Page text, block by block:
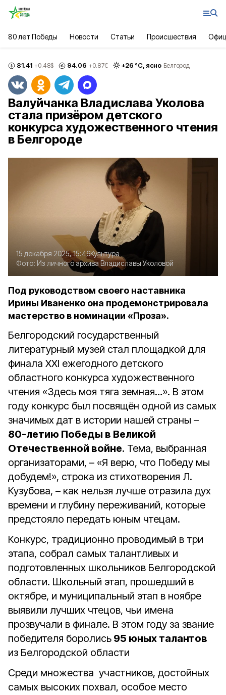
80 лет Победы Новости Статьи Происшествия
81.41 +0.48$ 94.06 +0.87€ +26 °С, ясно Белгород
Валуйчанка Владислава Уколова
стала призёром детского
конкурса художественного чтения
в Белгороде
15 декабря 2025, 15:46Культура
Фото: Из личного архива Владиславы Уколовой
Под руководством своего наставника
Ирины Иваненко она продемонстрировала
мастерство в номинации «Проза».
Белгородский государственный
литературный музей стал площадкой для
финала XXI ежегодного детского
областного конкурса художественного
чтения «Здесь моя тяга земная…». В этом
году конкурс был посвящён одной из самых
значимых дат в истории нашей страны –
80-летию Победы в Великой
Отечественной войне. Тема, выбранная
организаторами, – «Я верю, что Победу мы
добудем!», строка из стихотворения Л.
Кузубова, – как нельзя лучше отразила дух
времени и глубину переживаний, которые
предстояло передать юным чтецам.
Конкурс, традиционно проводимый в три
этапа, собрал самых талантливых и
подготовленных школьников Белгородской
области. Школьный этап, прошедший в
октябре, и муниципальный этап в ноябре
выявили лучших чтецов, чьи имена
прозвучали в финале. В этом году за звание
победителя боролись 95 юных талантов
из Белгородской области
Среди множества участников, достойных
самых высоких похвал, особое место